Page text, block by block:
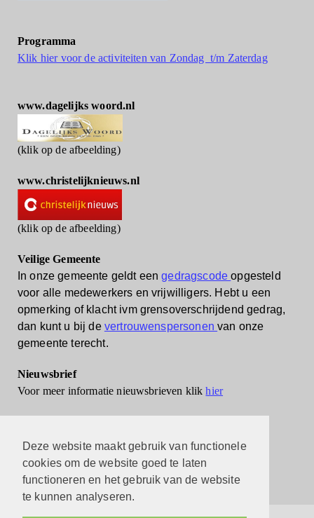
Deze website maakt gebruik van functionele
cookies om de website goed te laten
functioneren en het gebruik van de website
te kunnen analyseren.
Programma
Klik hier voor de activiteiten van Zondag t/m Zaterdag
www.dagelijks woord.nl
(klik op de afbeelding)
www.christelijknieuws.nl
(klik op de afbeelding)
Veilige Gemeente
In onze gemeente geldt eengedragscodeopgesteld
voor alle medewerkers en vrijwilligers. Hebt u een
opmerking of klacht ivm grensoverschrijdend gedrag,
dan kunt u bij de vertrouwenspersonenvan onze
gemeente terecht.
Nieuwsbrief
Voor meer informatie nieuwsbrieven klikhier